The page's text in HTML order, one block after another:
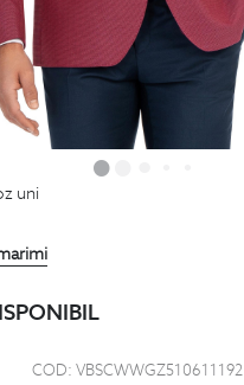
uni
COD: VBSCWWGZ510611192